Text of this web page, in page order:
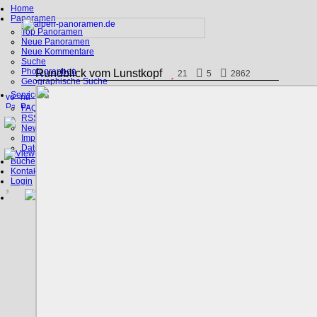
Home
Panoramen
Top Panoramen
Neue Panoramen
Neue Kommentare
Suche
Photographen
Geographische Suche
Service
FAQ
RSS, Google Earth
News
Impressum
Datenschutz
Bücher
Kontakt
Login
Rundblick vom Lunstkopf 21 5 2862